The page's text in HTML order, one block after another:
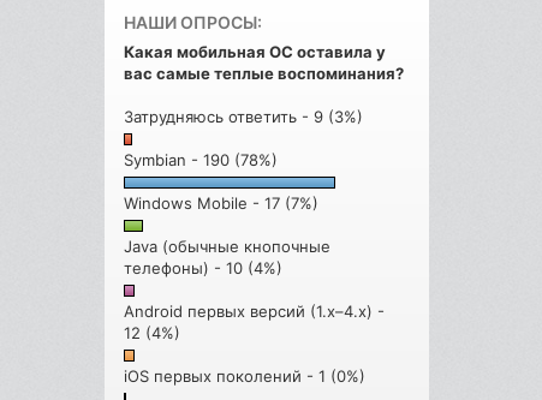
НАШИ ОПРОСЫ:
Какая мобильная ОС оставила у
вас самые теплые воспоминания?
Затрудняюсь ответить - 9 (3%)
Symbian - 190 (78%)
Windows Mobile - 17 (7%)
Java (обычные кнопочные
телефоны) - 10 (4%)
Android первых версий (1.x–4.x) -
12 (4%)
iOS первых поколений - 1 (0%)